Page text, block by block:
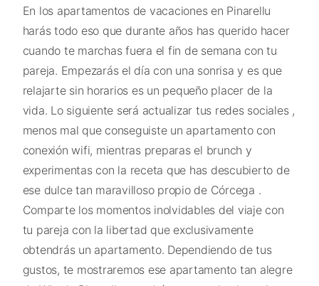
En los apartamentos de vacaciones en Pinarellu
harás todo eso que durante años has querido hacer
cuando te marchas fuera el fin de semana con tu
pareja. Empezarás el día con una sonrisa y es que
relajarte sin horarios es un pequeño placer de la
vida. Lo siguiente será actualizar tus redes sociales ,
menos mal que conseguiste un apartamento con
conexión wifi, mientras preparas el brunch y
experimentas con la receta que has descubierto de
ese dulce tan maravilloso propio de Córcega .
Comparte los momentos inolvidables del viaje con
tu pareja con la libertad que exclusivamente
obtendrás un apartamento. Dependiendo de tus
gustos, te mostraremos ese apartamento tan alegre